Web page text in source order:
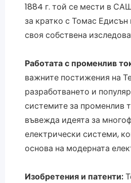
1884 г. той се мести в
за кратко с Томас Едисън
своя собствена
Работата с променлив
важните постижения на
разработването и
системите за променлив
въвежда идеята за
електрически системи,
основа на модерната
Изобретения и патенти: